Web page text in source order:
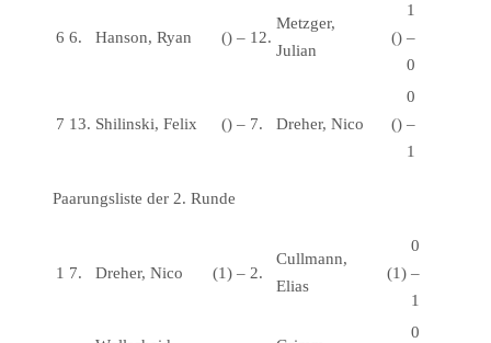
6 6. Hanson, Ryan () – 12.
Metzger,
Julian
()
1
–
0
7 13. Shilinski, Felix () – 7. Dreher, Nico ()
0
–
1
Paarungsliste der 2. Runde
1 7. Dreher, Nico (1) – 2.
Cullmann,
Elias
(1)
0
–
1
0